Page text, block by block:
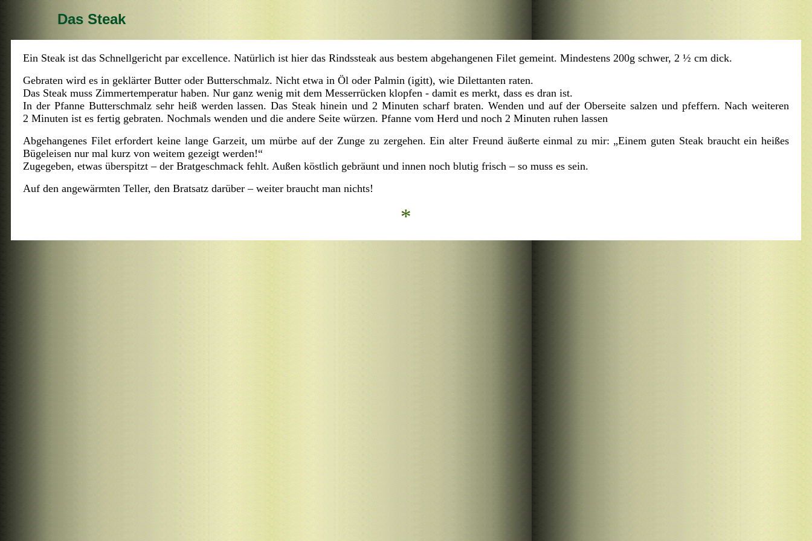
Das Steak
Ein Steak ist das Schnellgericht par excellence. Natürlich ist hier das Rindssteak aus bestem abgehangenen Filet gemeint. Mindestens 200g schwer, 2 ½ cm dick.
Gebraten wird es in geklärter Butter oder Butterschmalz. Nicht etwa in Öl oder Palmin (igitt), wie Dilettanten raten.
Das Steak muss Zimmertemperatur haben. Nur ganz wenig mit dem Messerrücken klopfen - damit es merkt, dass es dran ist.
In der Pfanne Butterschmalz sehr heiß werden lassen. Das Steak hinein und 2 Minuten scharf braten. Wenden und auf der Oberseite salzen und pfeffern. Nach weiteren
2 Minuten ist es fertig gebraten. Nochmals wenden und die andere Seite würzen. Pfanne vom Herd und noch 2 Minuten ruhen lassen
Abgehangenes Filet erfordert keine lange Garzeit, um mürbe auf der Zunge zu zergehen. Ein alter Freund äußerte einmal zu mir: „Einem guten Steak braucht ein heißes
Bügeleisen nur mal kurz von weitem gezeigt werden!“
Zugegeben, etwas überspitzt – der Bratgeschmack fehlt. Außen köstlich gebräunt und innen noch blutig frisch – so muss es sein.
Auf den angewärmten Teller, den Bratsatz darüber – weiter braucht man nichts!
*